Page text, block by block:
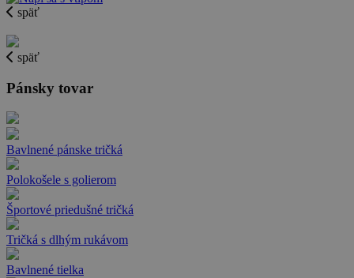
späť
späť
Pánsky tovar
Bavlnené pánske tričká
Polokošele s golierom
Športové priedušné tričká
Tričká s dlhým rukávom
Bavlnené tielka